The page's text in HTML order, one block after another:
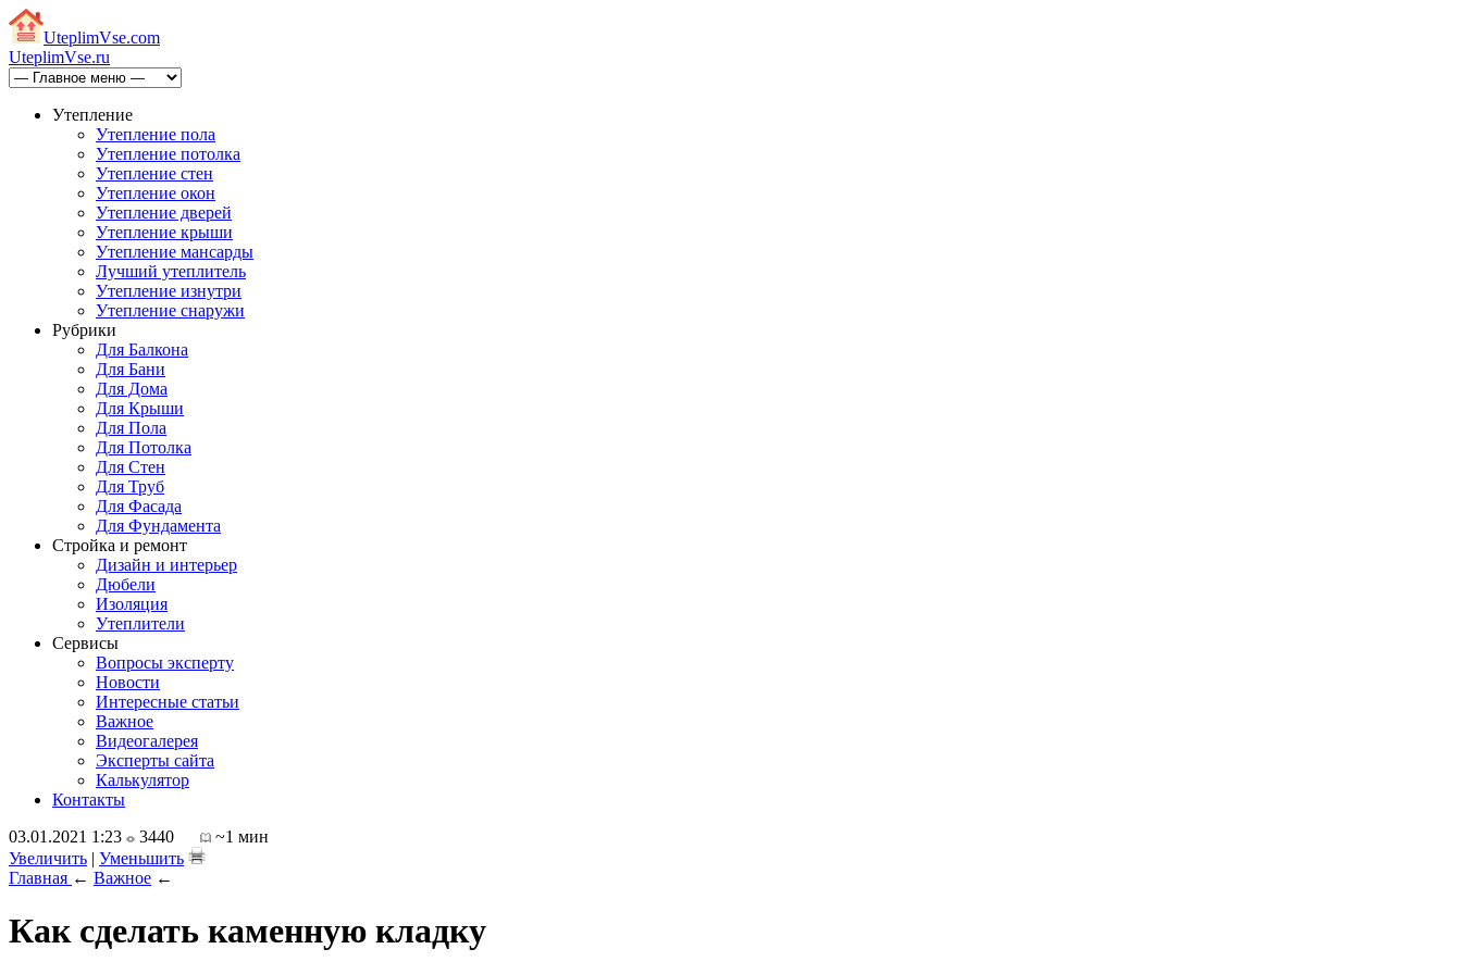
UteplimVse.com
UteplimVse.ru
Утепление
Утепление пола
Утепление потолка
Утепление стен
Утепление окон
Утепление дверей
Утепление крыши
Утепление мансарды
Лучший утеплитель
Утепление изнутри
Утепление снаружи
Рубрики
Для Балкона
Для Бани
Для Дома
Для Крыши
Для Пола
Для Потолка
Для Стен
Для Труб
Для Фасада
Для Фундамента
Стройка и ремонт
Дизайн и интерьер
Дюбели
Изоляция
Утеплители
Сервисы
Вопросы эксперту
Новости
Интересные статьи
Важное
Видеогалерея
Эксперты сайта
Калькулятор
Контакты
03.01.2021 1:23
3440
~1 мин
Увеличить | Уменьшить
Главная ← Важное ←
Как сделать каменную кладку